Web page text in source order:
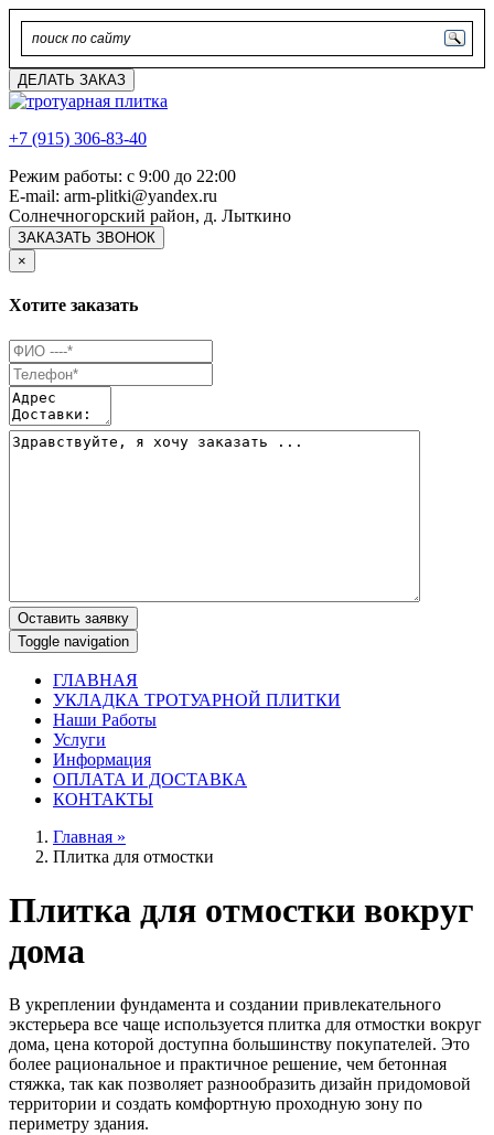
ДЕЛАТЬ ЗАКАЗ
+7 (915) 306-83-40
Режим работы: с 9:00 до 22:00
E-mail: arm-plitki@yandex.ru
Солнечногорский район, д. Лыткино
ЗАКАЗАТЬ ЗВОНОК
×
Хотите заказать
Оставить заявку
Toggle navigation
ГЛАВНАЯ
УКЛАДКА ТРОТУАРНОЙ ПЛИТКИ
Наши Работы
Услуги
Информация
ОПЛАТА И ДОСТАВКА
КОНТАКТЫ
Главная »
Плитка для отмостки
Плитка для отмостки вокруг
дома
В укреплении фундамента и создании привлекательного
экстерьера все чаще используется плитка для отмостки вокруг
дома, цена которой доступна большинству покупателей. Это
более рациональное и практичное решение, чем бетонная
стяжка, так как позволяет разнообразить дизайн придомовой
территории и создать комфортную проходную зону по
периметру здания.